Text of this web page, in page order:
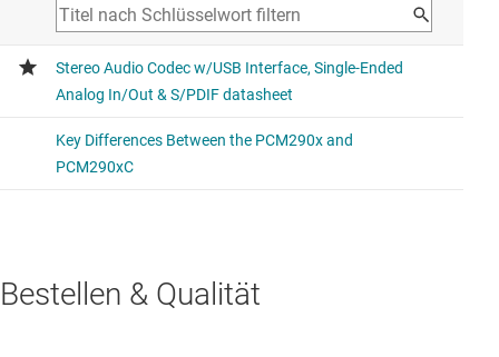
Bestellen & Qualität